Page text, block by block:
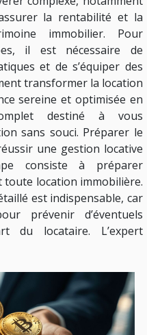
la rentabilité et la
immobilier. Pour
il est nécessaire de
et de s’équiper des
transformer la location
sereine et optimisée en
destiné à vous
sans souci. Préparer le
une gestion locative
consiste à préparer
toute location immobilière.
est indispensable, car
prévenir d’éventuels
du locataire. L’expert